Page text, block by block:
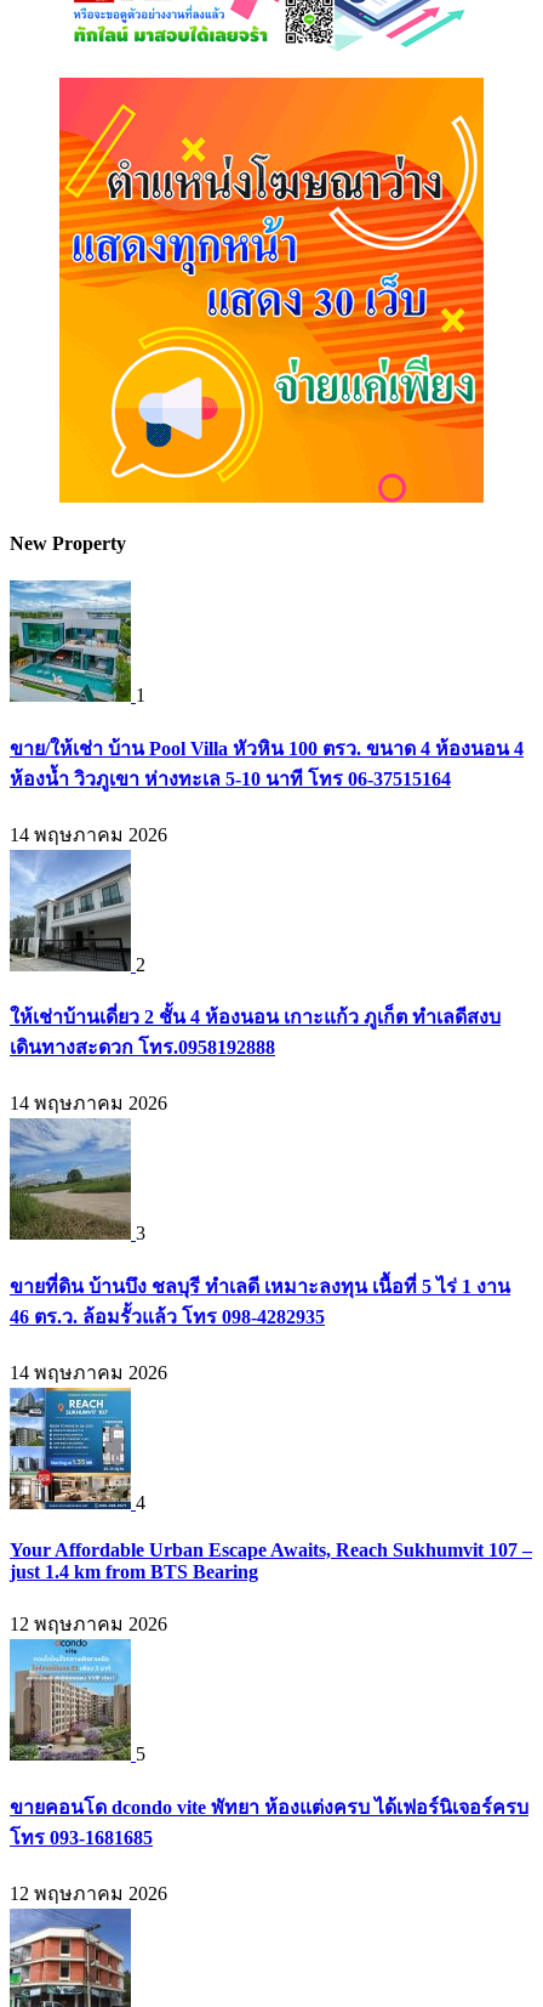
New Property
1
ขาย/ให้เช่า บ้าน Pool Villa หัวหิน 100 ตรว. ขนาด 4 ห้องนอน 4
ห้องน้ำ วิวภูเขา ห่างทะเล 5-10 นาที โทร 06-37515164
14 พฤษภาคม 2026
2
ให้เช่าบ้านเดี่ยว 2 ชั้น 4 ห้องนอน เกาะแก้ว ภูเก็ต ทำเลดีสงบ
เดินทางสะดวก โทร.0958192888
14 พฤษภาคม 2026
3
ขายที่ดิน บ้านบึง ชลบุรี ทำเลดี เหมาะลงทุน เนื้อที่ 5 ไร่ 1 งาน
46 ตร.ว. ล้อมรั้วแล้ว โทร 098-4282935
14 พฤษภาคม 2026
4
Your Affordable Urban Escape Awaits, Reach Sukhumvit 107 –
just 1.4 km from BTS Bearing
12 พฤษภาคม 2026
5
ขายคอนโด dcondo vite พัทยา ห้องแต่งครบ ได้เฟอร์นิเจอร์ครบ
โทร 093-1681685
12 พฤษภาคม 2026